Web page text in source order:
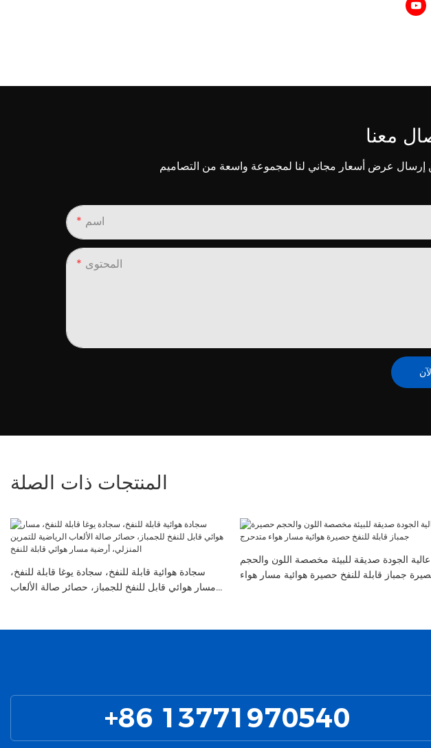
معنا
اسم
المحتوى
المنتجات ذات الصلة
سجادة هوائية قابلة للنفخ، سجادة يوغا قابلة للنفخ،
مسار هوائي قابل للنفخ للجمباز، حصائر صالة الألعاب
الجودة صديقة للبيئة مخصصة اللون والحجم
جمباز قابلة للنفخ حصيرة هوائية مسار هواء
+86 13771970540